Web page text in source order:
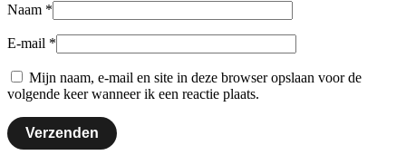
Naam *
E-mail *
Mijn naam, e-mail en site in deze browser opslaan voor de
volgende keer wanneer ik een reactie plaats.